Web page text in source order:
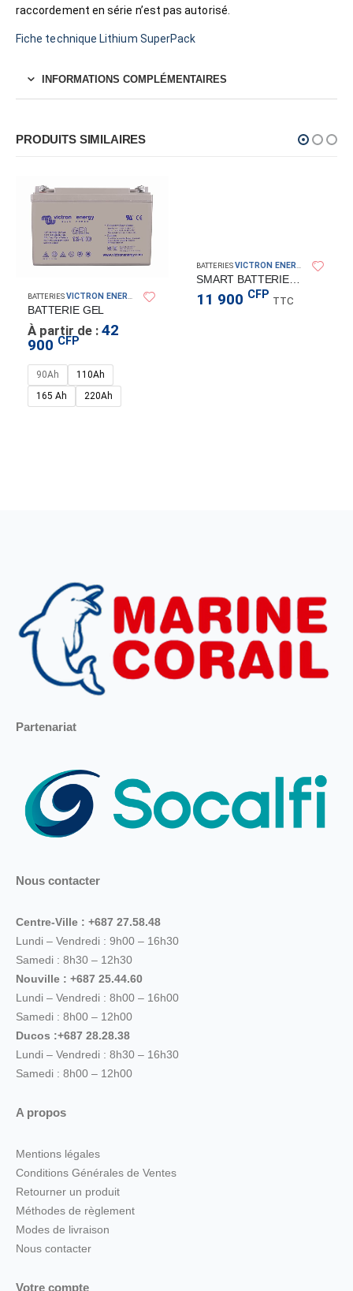
raccordement en série n’est pas autorisé.
Fiche technique Lithium SuperPack
INFORMATIONS COMPLÉMENTAIRES
PRODUITS SIMILAIRES
BATTERIESVICTRON ENERGY
BATTERIE GEL
À partir de : 42
900 CFP
90Ah
110Ah
165 Ah
220Ah
BATTERIESVICTRON ENERGY
11 900 CFP TTC
Partenariat
Nous contacter
Centre-Ville : +687 27.58.48
Lundi – Vendredi : 9h00 – 16h30
Samedi : 8h30 – 12h30
Nouville : +687 25.44.60
Lundi – Vendredi : 8h00 – 16h00
Samedi : 8h00 – 12h00
Ducos :+687 28.28.38
Lundi – Vendredi : 8h30 – 16h30
Samedi : 8h00 – 12h00
A propos
Mentions légales
Conditions Générales de Ventes
Retourner un produit
Méthodes de règlement
Modes de livraison
Nous contacter
Votre compte